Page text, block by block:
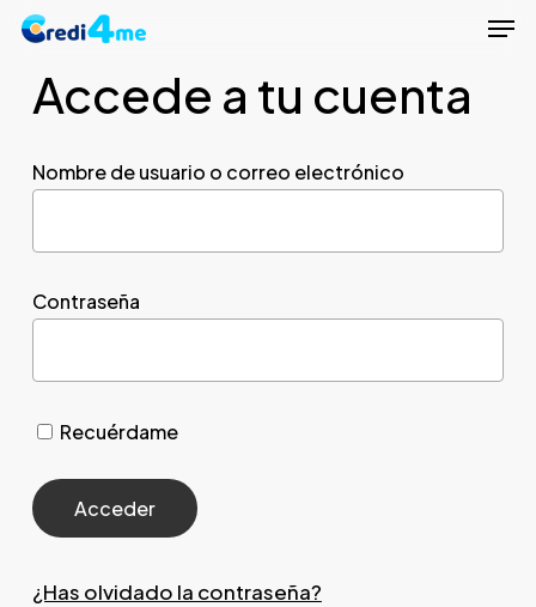
Skip
mainAccede a tu cuenta
Nombre de usuario o correo electrónico
Contraseña
Recuérdame
¿Has olvidado la contraseña?